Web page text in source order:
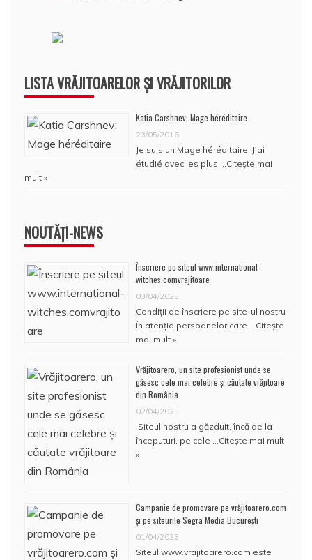
LISTA VRĂJITOARELOR ȘI VRĂJITORILOR
Katia Carshnev: Mage héréditaire
23/05/2016
Je suis un Mage héréditaire. J'ai
étudié avec les plus …Citește mai
mult »
NOUTĂȚI-NEWS
Înscriere pe siteul www.international-
witches.comvrajitoare
03/04/2025
Condiţii de înscriere pe site-ul nostru
În atenţia persoanelor care …Citește
mai mult »
Vrăjitoarero, un site profesionist unde se
găsesc cele mai celebre și căutate vrăjitoare
din România
02/04/2025
Siteul nostru a găzduit, încă de la
începuturi, pe cele …Citește mai mult
»
Campanie de promovare pe vrăjitoarero.com
și pe siteurile Segra Media București
01/04/2025
Siteul www.vrajitoarero.com este